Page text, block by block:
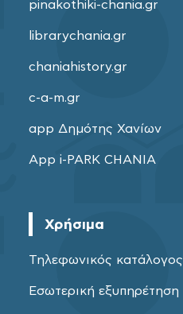
pinakothiki-chania.gr
librarychania.gr
chaniahistory.gr
c-a-m.gr
app Δημότης Χανίων
App i-PARK CHANIA
Χρήσιμα
Τηλεφωνικός κατάλογος
Εσωτερική εξυπηρέτηση